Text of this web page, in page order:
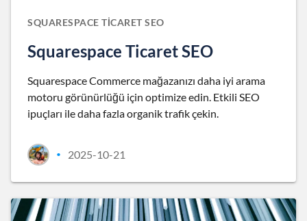
SQUARESPACE TICARET SEO
Squarespace Ticaret SEO
Squarespace Commerce mağazanızı daha iyi arama
motoru görünürlüğü için optimize edin. Etkili SEO
ipuçları ile daha fazla organik trafik çekin.
• 2025-10-21